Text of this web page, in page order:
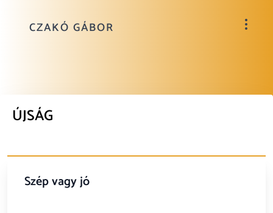
CZAKÓ GÁBOR
ÚJSÁG
Szép vagy jó